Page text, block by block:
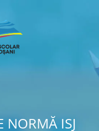
NORMĂ ISJ